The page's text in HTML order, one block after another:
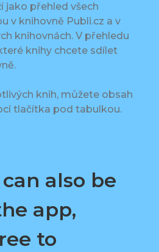
jako přehled všech
v knihovně Publi.cz a v
knihovnách. V přehledu
knihy chcete sdílet
knih, můžete obsah
tlačítka pod tabulkou.
also be
app,
to